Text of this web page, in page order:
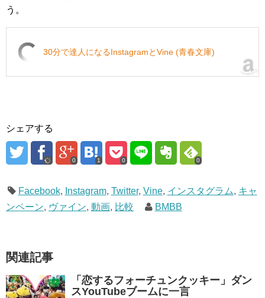
う。
30分で達人になるInstagramとVine (青春文庫)
シェアする
0 1 0 0
Facebook, Instagram, Twitter, Vine, インスタグラム, キャ
ンペーン, ヴァイン, 動画, 比較 BMBB
関連記事
「恋するフォーチュンクッキー」ダン
スYouTubeブームに一言